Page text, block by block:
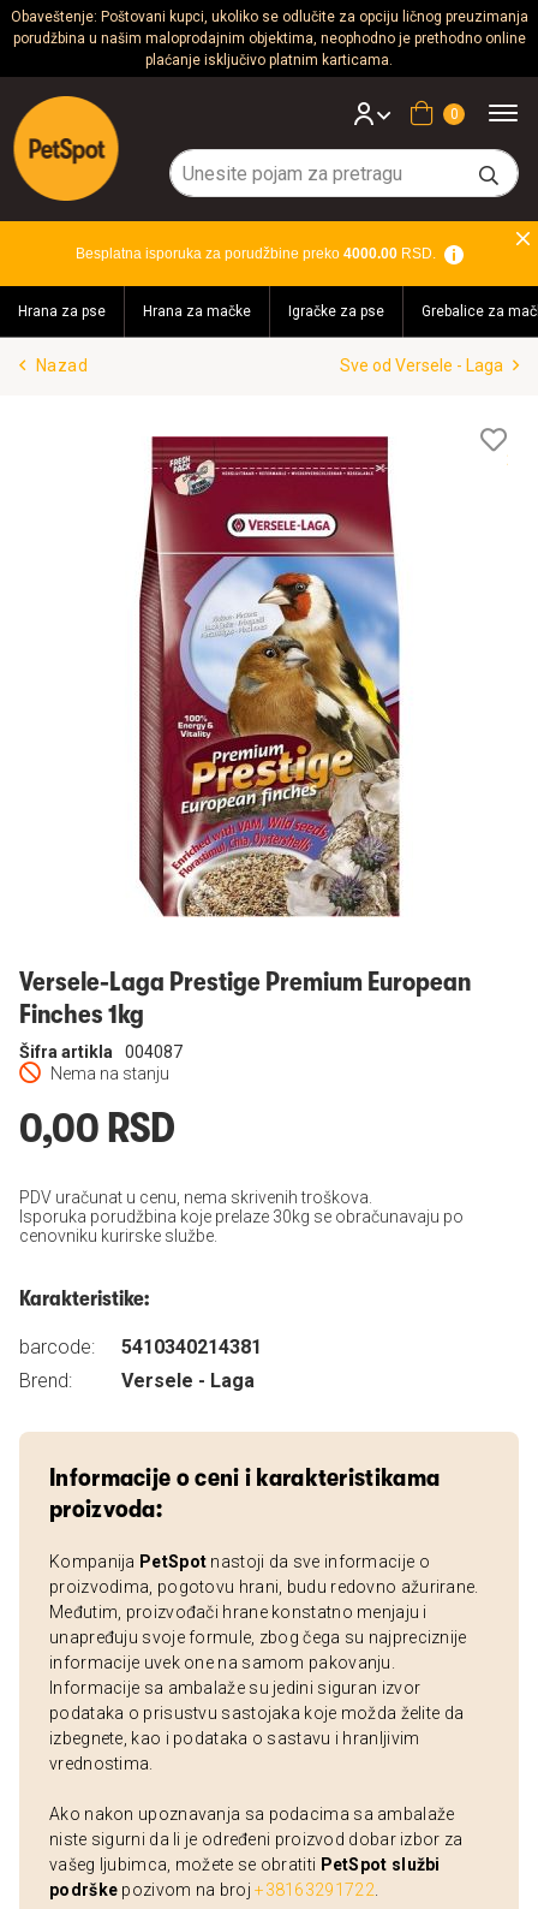
Obaveštenje: Poštovani kupci, ukoliko se odlučite za opciju ličnog preuzimanja
porudžbina u našim maloprodajnim objektima, neophodno je prethodno online
plaćanje isključivo platnim karticama.
Psi
Mačke
Glodari
Akvaristika
Teraristika
Brendovi
Korpa
Besplatna isporuka za porudžbine preko 4000.00RSD.
Hrana za pse Hrana za mačke Igračke za pse Grebalice za
Nazad Sve od Versele - Laga
Versele-Laga Prestige Premium European
Finches 1kg
Nema na stanju
Šifra artikla 004087
0,00 RSD
PDV uračunat u cenu, nema skrivenih troškova.
Isporuka porudžbina koje prelaze 30kg se obračunavaju po
cenovniku kurirske službe.
Karakteristike:
barcode:
5410340214381
Brend:
Versele - Laga
Informacije o ceni i karakteristikama
proizvoda:
Kompanija PetSpot nastoji da sve informacije o
proizvodima, pogotovu hrani, budu redovno ažurirane.
Međutim, proizvođači hrane konstatno menjaju i
unapređuju svoje formule, zbog čega su najpreciznije
informacije uvek one na samom pakovanju.
Informacije sa ambalaže su jedini siguran izvor
podataka o prisustvu sastojaka koje možda želite da
izbegnete, kao i podataka o sastavu i hranljivim
vrednostima.
Ako nakon upoznavanja sa podacima sa ambalaže
niste sigurni da li je određeni proizvod dobar izbor za
vašeg ljubimca, možete se obratiti PetSpot službi
podrške pozivom na broj+38163291722